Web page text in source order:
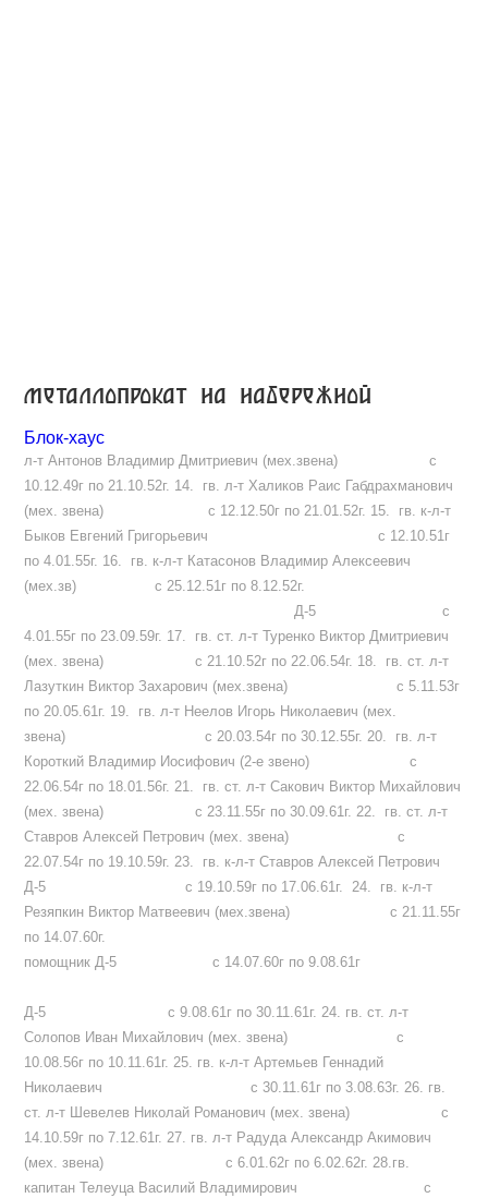
металлопрокат на набережной
Блок-хаус
л-т Антонов Владимир Дмитриевич (мех.звена) с
10.12.49г по 21.10.52г. 14. гв. л-т Халиков Раис Габдрахманович
(мех. звена) с 12.12.50г по 21.01.52г. 15. гв. к-л-т
Быков Евгений Григорьевич с 12.10.51г
по 4.01.55г. 16. гв. к-л-т Катасонов Владимир Алексеевич
(мех.зв) с 25.12.51г по 8.12.52г.
Д-5 с
4.01.55г по 23.09.59г. 17. гв. ст. л-т Туренко Виктор Дмитриевич
(мех. звена) с 21.10.52г по 22.06.54г. 18. гв. ст. л-т
Лазуткин Виктор Захарович (мех.звена) с 5.11.53г
по 20.05.61г. 19. гв. л-т Неелов Игорь Николаевич (мех.
звена) с 20.03.54г по 30.12.55г. 20. гв. л-т
Короткий Владимир Иосифович (2-е звено) с
22.06.54г по 18.01.56г. 21. гв. ст. л-т Сакович Виктор Михайлович
(мех. звена) с 23.11.55г по 30.09.61г. 22. гв. ст. л-т
Ставров Алексей Петрович (мех. звена) с
22.07.54г по 19.10.59г. 23. гв. к-л-т Ставров Алексей Петрович
Д-5 с 19.10.59г по 17.06.61г. 24. гв. к-л-т
Резяпкин Виктор Матвеевич (мех.звена) с 21.11.55г
по 14.07.60г.
помощник Д-5 с 14.07.60г по 9.08.61г
Д-5 с 9.08.61г по 30.11.61г. 24. гв. ст. л-т
Солопов Иван Михайлович (мех. звена) с
10.08.56г по 10.11.61г. 25. гв. к-л-т Артемьев Геннадий
Николаевич с 30.11.61г по 3.08.63г. 26. гв.
ст. л-т Шевелев Николай Романович (мех. звена) с
14.10.59г по 7.12.61г. 27. гв. л-т Радуда Александр Акимович
(мех. звена) с 6.01.62г по 6.02.62г. 28.гв.
капитан Телеуца Василий Владимирович с